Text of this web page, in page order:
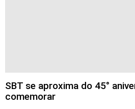
SBT se aproxima do 45°
comemorar